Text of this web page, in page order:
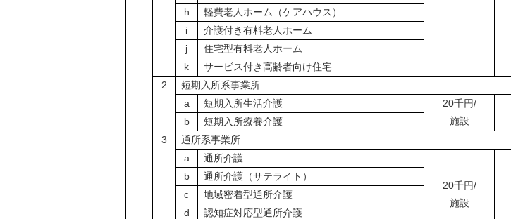
h
軽費老人ホーム（ケアハウス）
i
介護付き有料老人ホーム
j
住宅型有料老人ホーム
k
サービス付き高齢者向け住宅
2
短期入所系事業所
a
短期入所生活介護
20千円/
施設
b
短期入所療養介護
3
通所系事業所
a
通所介護
20千円/
施設
b
通所介護（サテライト）
c
地域密着型通所介護
d
認知症対応型通所介護